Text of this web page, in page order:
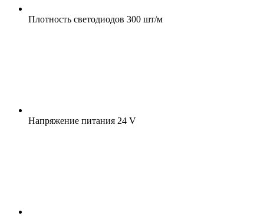
Плотность светодиодов 300 шт/м
Напряжение питания 24 V